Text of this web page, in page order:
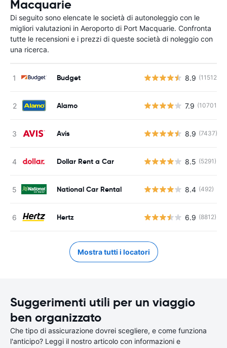
Macquarie
Di seguito sono elencate le società di autonoleggio con le
migliori valutazioni in Aeroporto di Port Macquarie. Confronta
tutte le recensioni e i prezzi di queste società di noleggio con
una ricerca.
Budget 8.9 (11512)
Alamo 7.9 (10701)
Avis 8.9 (7437)
Dollar Rent a Car 8.5 (5291)
National Car Rental 8.4 (492)
Hertz 6.9 (8812)
Mostra tutti i locatori
Suggerimenti utili per un viaggio
ben organizzato
Che tipo di assicurazione dovrei scegliere, e come funziona
l'anticipo? Leggi il nostro articolo con informazioni e